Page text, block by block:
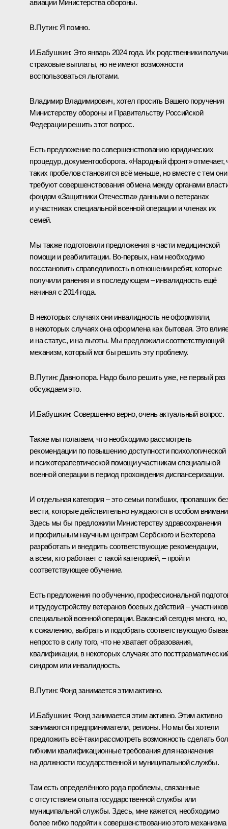
авиации Министерства обороны.
В.Путин: Я помню.
И.Бабушкин: Это январь 2024 года. Их родственники
страховые выплаты, но не имеют возможности
воспользоваться льготами.
Владимир Владимирович, хотел просить Вашего поручения
Министерству обороны и Правительству Российской
Федерации решить этот вопрос.
Есть предложение по совершенствованию юридических
процедур, документооборота. «Народный фронт» отмечает,
таких пробелов становится всё меньше, но вместе с тем они
требуют совершенствования обмена между органами
фондом «Защитники Отечества» данными о ветеранах
и участниках специальной военной операции и членах их
семей.
Мы также подготовили предложения в части медицинской
помощи и реабилитации. Во-первых, нам необходимо
восстановить справедливость в отношении ребят, которые
получили ранения и в последующем – инвалидность ещё
начиная с 2014 года.
В некоторых случаях они инвалидность не оформляли,
в некоторых случаях она оформлена как бытовая. Это
и на статус, и на льготы. Мы предложили соответствующий
механизм, который мог бы решить эту проблему.
В.Путин: Давно пора. Надо было решить уже, не первый раз
обсуждаем это.
И.Бабушкин: Совершенно верно, очень актуальный вопрос.
Также мы полагаем, что необходимо рассмотреть
рекомендации по повышению доступности психологической
и психотерапевтической помощи участникам специальной
военной операции в период прохождения диспансеризации.
И отдельная категория – это семьи погибших, пропавших
вести, которые действительно нуждаются в особом
Здесь мы бы предложили Министерству здравоохранения
и профильным научным центрам Сербского и Бехтерева
разработать и внедрить соответствующие рекомендации,
а всем, кто работает с такой категорией, – пройти
соответствующее обучение.
Есть предложения по обучению, профессиональной
и трудоустройству ветеранов боевых действий – участников
специальной военной операции. Вакансий сегодня много, но,
к сожалению, выбрать и подобрать соответствующую
непросто в силу того, что не хватает образования,
квалификации, в некоторых случаях это
синдром или инвалидность.
В.Путин: Фонд занимается этим активно.
И.Бабушкин:Фонд занимается этим активно. Этим активно
занимаются предприниматели, регионы. Но мы бы хотели
предложить всё-таки рассмотреть возможность сделать
гибкими квалификационные требования для назначения
на должности государственной и муниципальной службы.
Там есть определённого рода проблемы, связанные
с отсутствием опыта государственной службы или
муниципальной службы. Здесь, мне кажется, необходимо
более гибко подойти к совершенствованию этого механизма